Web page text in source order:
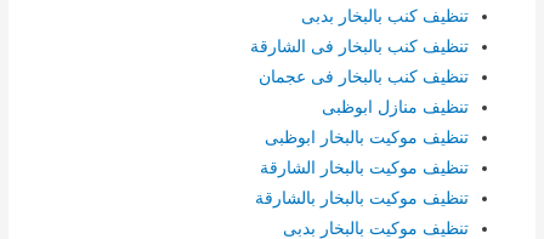
تنظيف كنب بالبخار بدبى
تنظيف كنب بالبخار فى الشارقة
تنظيف كنب بالبخار فى عجمان
تنظيف منازل ابوظبى
تنظيف موكيت بالبخار ابوظبى
تنظيف موكيت بالبخار الشارقة
تنظيف موكيت بالبخار بالشارقة
تنظيف موكيت بالبخار بدبى